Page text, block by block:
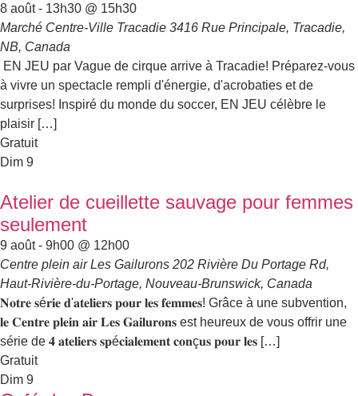
8 août - 13h30 @ 15h30
Marché Centre-Ville Tracadie 3416 Rue Principale, Tracadie,
NB, Canada
EN JEU par Vague de cirque arrive à Tracadie! Préparez-vous
à vivre un spectacle rempli d'énergie, d'acrobaties et de
surprises! Inspiré du monde du soccer, EN JEU célèbre le
plaisir […]
Gratuit
Dim 9
Atelier de cueillette sauvage pour femmes
seulement
9 août - 9h00 @ 12h00
Centre plein air Les Gailurons 202 Rivière Du Portage Rd,
Haut-Rivière-du-Portage, Nouveau-Brunswick, Canada
𝐍𝐨𝐭𝐫𝐞 𝐬é𝐫𝐢𝐞 𝐝'𝐚𝐭𝐞𝐥𝐢𝐞𝐫𝐬 𝐩𝐨𝐮𝐫 𝐥𝐞𝐬 𝐟𝐞𝐦𝐦𝐞𝐬! Grâce à une subvention,
𝐥𝐞 𝐂𝐞𝐧𝐭𝐫𝐞 𝐩𝐥𝐞𝐢𝐧 𝐚𝐢𝐫 𝐋𝐞𝐬 𝐆𝐚𝐢𝐥𝐮𝐫𝐨𝐧𝐬 est heureux de vous offrir une
série de 𝟒 𝐚𝐭𝐞𝐥𝐢𝐞𝐫𝐬 𝐬𝐩é𝐜𝐢𝐚𝐥𝐞𝐦𝐞𝐧𝐭 𝐜𝐨𝐧ç𝐮𝐬 𝐩𝐨𝐮𝐫 𝐥𝐞𝐬 […]
Gratuit
Dim 9